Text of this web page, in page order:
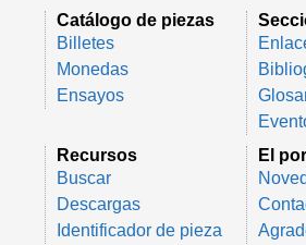
Catálogo de piezas
Billetes
Monedas
Ensayos
Recursos
Buscar
Descargas
Identificador de pieza
El